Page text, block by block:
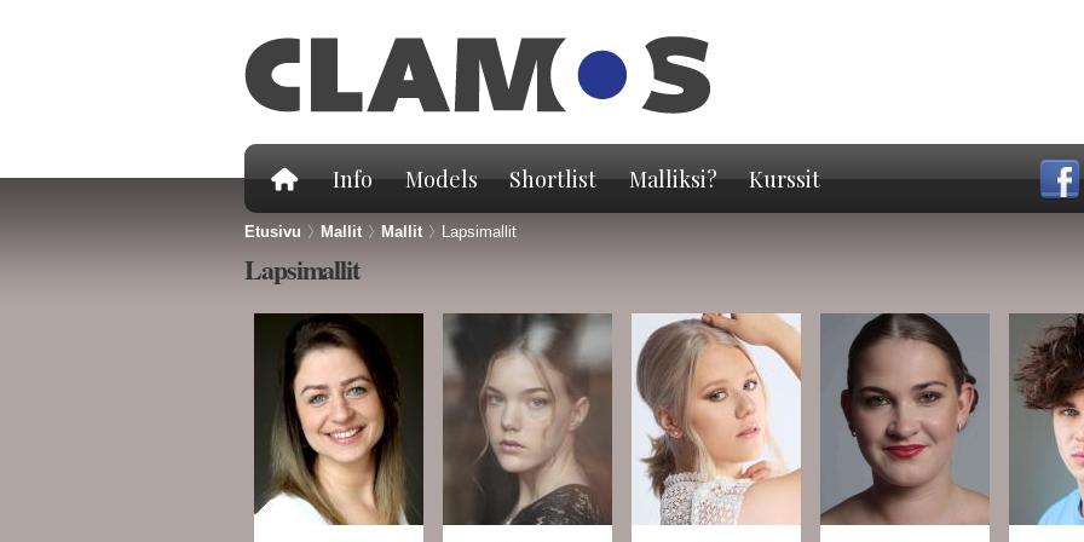
Info Models Shortlist Malliksi? Kurssit
Etusivu > Mallit> Mallit> Lapsimallit
Lapsimallit
Sivut